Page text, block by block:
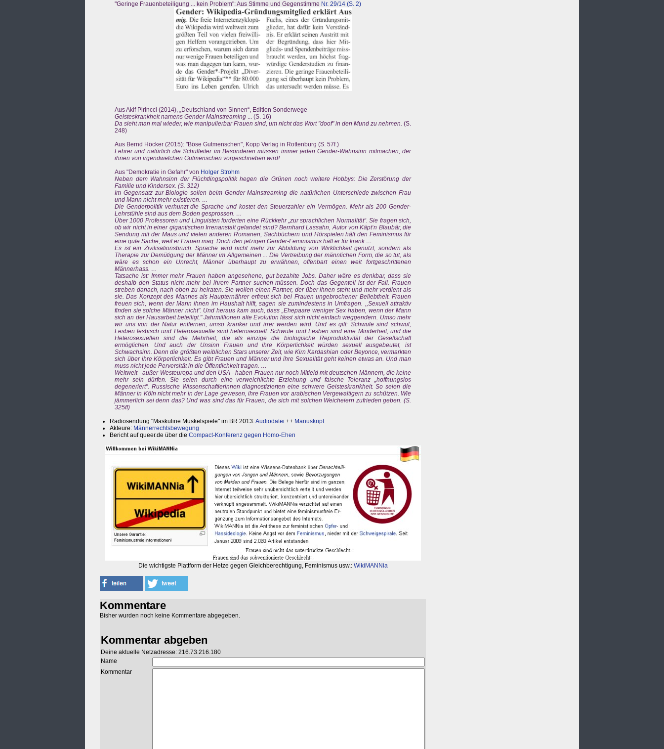
"Geringe Frauenbeteiligung ... kein Problem": Aus Stimme und Gegenstimme Nr. 29/14 (S. 2)
Aus Akif Pirincci (2014), „Deutschland von Sinnen“, Edition Sonderwege
Geisteskrankheit namens Gender Mainstreaming ... (S. 16)
Da sieht man mal wieder, wie manipulierbar Frauen sind, um nicht das Wort "doof" in den Mund zu nehmen. (S.
248)
Aus Bernd Höcker (2015): "Böse Gutmenschen", Kopp Verlag in Rottenburg (S. 57f.)
Lehrer und natürlich die Schulleiter im Besonderen müssen immer jeden Gender-Wahnsinn mitmachen, der
ihnen von irgendwelchen Gutmenschen vorgeschrieben wird!
Aus "Demokratie in Gefahr" von Holger Strohm
Neben dem Wahnsinn der Flüchtlingspolitik hegen die Grünen noch weitere Hobbys: Die Zerstörung der
Familie und Kindersex. (S. 312)
Im Gegensatz zur Biologie sollen beim Gender Mainstreaming die natürlichen Unterschiede zwischen Frau
und Mann nicht mehr existieren. …
Die Genderpolitik verhunzt die Sprache und kostet den Steuerzahler ein Vermögen. Mehr als 200 Gender-
Lehrstühle sind aus dem Boden gesprossen. …
Über 1000 Professoren und Linguisten forderten eine Rückkehr „zur sprachlichen Normalität“. Sie fragen sich,
ob wir nicht in einer gigantischen Irrenanstalt gelandet sind? Bernhard Lassahn, Autor von Käpt‘n Blaubär, die
Sendung mit der Maus und vielen anderen Romanen, Sachbüchern und Hörspielen hält den Feminismus für
eine gute Sache, weil er Frauen mag. Doch den jetzigen Gender-Feminismus hält er für krank …
Es ist ein Zivilisationsbruch. Sprache wird nicht mehr zur Abbildung von Wirklichkeit genutzt, sondern als
Therapie zur Demütigung der Männer im Allgemeinen ... Die Vertreibung der männlichen Form, die so tut, als
wäre es schon ein Unrecht, Männer überhaupt zu erwähnen, offenbart einen weit fortgeschrittenen
Männerhass. …
Tatsache ist: Immer mehr Frauen haben angesehene, gut bezahlte Jobs. Daher wäre es denkbar, dass sie
deshalb den Status nicht mehr bei ihrem Partner suchen müssen. Doch das Gegenteil ist der Fall. Frauen
streben danach, nach oben zu heiraten. Sie wollen einen Partner, der über ihnen steht und mehr verdient als
sie. Das Konzept des Mannes als Haupternährer erfreut sich bei Frauen ungebrochener Beliebtheit. Frauen
freuen sich, wenn der Mann ihnen im Haushalt hilft, sagen sie zumindestens in Umfragen. ,,Sexuell attraktiv
finden sie solche Männer nicht". Und heraus kam auch, dass „Ehepaare weniger Sex haben, wenn der Mann
sich an der Hausarbeit beteiligt." Jahrmillionen alte Evolution lässt sich nicht einfach weggendern. Umso mehr
wir uns von der Natur entfernen, umso kranker und irrer werden wird. Und es gilt: Schwule sind schwul,
Lesben lesbisch und Heterosexuelle sind heterosexuell. Schwule und Lesben sind eine Minderheit, und die
Heterosexuellen sind die Mehrheit, die als einzige die biologische Reproduktivität der Gesellschaft
ermöglichen. Und auch der Unsinn Frauen und ihre Körperlichkeit würden sexuell ausgebeutet, ist
Schwachsinn. Denn die größten weiblichen Stars unserer Zeit, wie Kirn Kardashian oder Beyonce, vermarkten
sich über ihre Körperlichkeit. Es gibt Frauen und Männer und ihre Sexualität geht keinen etwas an. Und man
muss nicht jede Perversität in die Öffentlichkeit tragen. …
Weltweit - außer Westeuropa und den USA - haben Frauen nur noch Mitleid mit deutschen Männern, die keine
mehr sein dürfen. Sie seien durch eine verweichlichte Erziehung und falsche Toleranz „hoffnungslos
degeneriert". Russische Wissenschaftlerinnen diagnostizierten eine schwere Geisteskrankheit. So seien die
Männer in Köln nicht mehr in der Lage gewesen, ihre Frauen vor arabischen Vergewaltigern zu schützen. Wie
jämmerlich sei denn das? Und was sind das für Frauen, die sich mit solchen Weicheiern zufrieden geben. (S.
325ff)
Radiosendung "Maskuline Muskelspiele" im BR 2013:Audiodatei ++ Manuskript
Akteure: Männerrechtsbewegung
Bericht auf queer.de über die Compact-Konferenz gegen Homo-Ehen
Die wichtigste Plattform der Hetze gegen Gleichberechtigung, Feminismus usw.: WikiMANNia
Kommentare
Bisher wurden noch keine Kommentare abgegeben.
Kommentar abgeben
Deine aktuelle Netzadresse: 216.73.216.180
Name
Kommentar